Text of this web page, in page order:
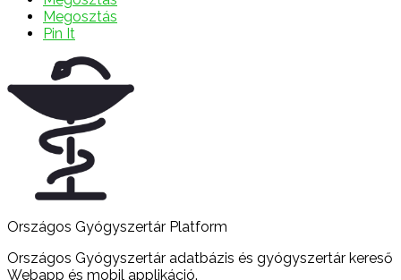
Megosztás
Pin It
Országos Gyógyszertár Platform
Országos Gyógyszertár adatbázis és gyógyszertár kereső
Webapp és mobil applikáció.